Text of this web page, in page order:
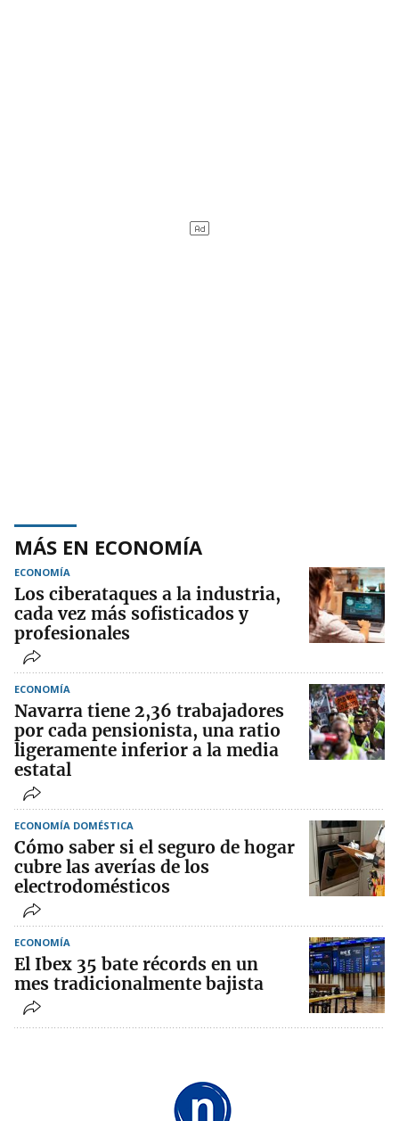
MÁS EN ECONOMÍA
ECONOMÍA
Los ciberataques a la industria,
cada vez más sofisticados y
profesionales
ECONOMÍA
Navarra tiene 2,36 trabajadores
por cada pensionista, una ratio
ligeramente inferior a la media
estatal
ECONOMÍA DOMÉSTICA
Cómo saber si el seguro de hogar
cubre las averías de los
electrodomésticos
ECONOMÍA
El Ibex 35 bate récords en un
mes tradicionalmente bajista